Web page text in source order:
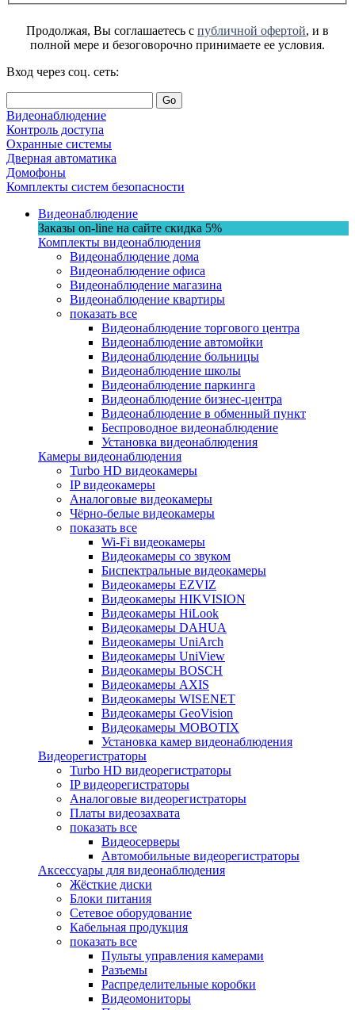
Продолжая, Вы соглашаетесь с публичной офертой, и в
полной мере и безоговорочно принимаете ее условия.
Вход через соц. сеть:
Go
Видеонаблюдение
Контроль доступа
Охранные системы
Дверная автоматика
Домофоны
Комплекты систем безопасности
Видеонаблюдение
Заказы on-line на сaйте скидка 5%
Комплекты видеонаблюдения
Видеонаблюдение дома
Видеонаблюдение офиса
Видеонаблюдение магазина
Видеонаблюдение квартиры
показать все
Видеонаблюдение торгового центра
Видеонаблюдение автомойки
Видеонаблюдение больницы
Видеонаблюдение школы
Видеонаблюдение паркинга
Видеонаблюдение бизнес-центра
Видеонаблюдение в обменный пункт
Беспроводное видеонаблюдение
Установка видеонаблюдения
Камеры видеонаблюдения
Turbo HD видеокамеры
IP видеокамеры
Аналоговые видеокамеры
Чёрно-белые видеокамеры
показать все
Wi-Fi видеокамеры
Видеокамеры со звуком
Биспектральные видеокамеры
Видеокамеры EZVIZ
Видеокамеры HIKVISION
Видеокамеры HiLook
Видеокамеры DAHUA
Видеокамеры UniArch
Видеокамеры UniView
Видеокамеры BOSCH
Видеокамеры AXIS
Видеокамеры WISENET
Видеокамеры GeoVision
Видеокамеры MOBOTIX
Установка камер видеонаблюдения
Видеорегистраторы
Turbo HD видеорегистраторы
IP видеорегистраторы
Аналоговые видеорегистраторы
Платы видеозахвата
показать все
Видеосерверы
Автомобильные видеорегистраторы
Аксессуары для видеонаблюдения
Жёсткие диски
Блоки питания
Сетевое оборудование
Кабельная продукция
показать все
Пульты управления камерами
Разъемы
Распределительные коробки
Видеомониторы